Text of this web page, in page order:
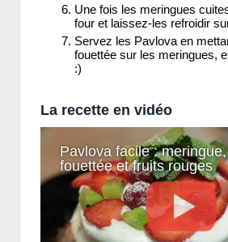
Une fois les meringues
four et laissez-les refroidir
Servez les Pavlova en
fouettée sur les meringues,
:)
La recette en vidéo
Pavlova facile :
fouettée et fruits rouges